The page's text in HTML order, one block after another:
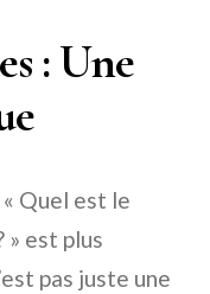
: Une
Quel est le
» est plus
pas juste une